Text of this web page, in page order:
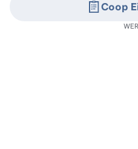
Coop